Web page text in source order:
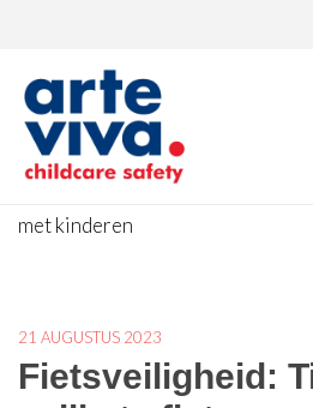
Home»Blog»Fietsveiligheid:
met kinderen
21 AUGUSTUS 2023
Fietsveiligheid: